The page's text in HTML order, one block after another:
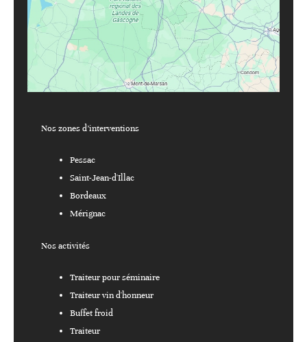
Nos zones d’interventions
Pessac
Saint-Jean-d'Illac
Bordeaux
Mérignac
Nos activités
Traiteur pour séminaire
Traiteur vin d'honneur
Buffet froid
Traiteur